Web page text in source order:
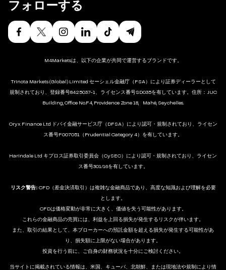
フォローする
M4Marketsは、以下の企業が共同で運営するブランドです。
Trinota Markets (Global) Limited セーシェル金融庁（FSA）により証券ディーラーとして
規制されており、登録番号8425037-1、ライセンス番号SD035を有しています。住所：JUC
Building, Office No.F4, Providence Zone 18, Mahé, Seychelles.
Oryx Finance Ltd ドバイ金融サービス庁（DFSA）により認可・規制されており、ライセン
ス番号F007051（Prudential Category 4）を有しています。
Harindale Ltd キプロス証券取引委員会（CySEC）により認可・規制されており、ライセン
ス番号301/16を有しています。
リスク警告: CFD（差金決済取引）は複雑な金融商品であり、高度な知識および理解を必要
とします。
CFDは価格変動が非常に大きく、価値を失う可能性があります。
これらの金融商品の売買には、利益を上回る損失が発生するリスクが伴います。
また、取引の結果として、本ブローカーへの預託金額を超える損失が発生する可能性があ
り、損失額に上限がない場合があります。
投資を行う前に、ご自身の財務状況を十分にご検討ください。
当サイトに掲載されている情報は、米国、キューバ、北朝鮮、または現地法や規制により情